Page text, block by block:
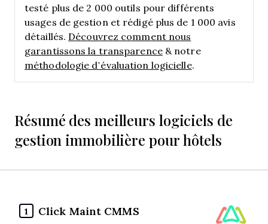
testé plus de 2 000 outils pour différents
usages de gestion et rédigé plus de 1 000 avis
détaillés. Découvrez comment nous
garantissons la transparence& notre
méthodologie d’évaluation logicielle.
Résumé des meilleurs logiciels de
gestion immobilière pour hôtels
1 Click Maint CMMS